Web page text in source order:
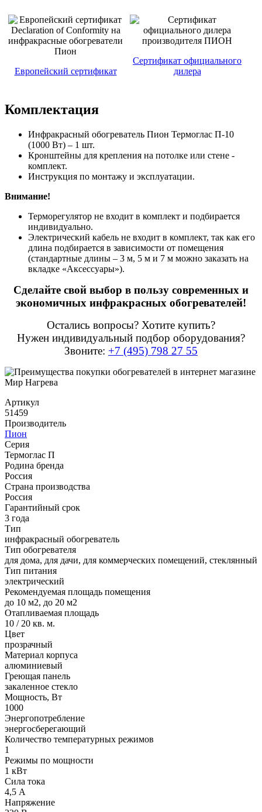
Европейский сертификат
Сертификат официального
дилера
Комплектация
Инфракрасный обогреватель Пион Термоглас П-10
(1000 Вт) – 1 шт.
Кронштейны для крепления на потолке или стене -
комплект.
Инструкция по монтажу и эксплуатации.
Внимание!
Терморегулятор не входит в комплект и подбирается
индивидуально.
Электрический кабель не входит в комплект, так как его
длина подбирается в зависимости от помещения
(стандартные длины – 3 м, 5 м и 7 м можно заказать на
вкладке «Аксессуары»).
Сделайте свой выбор в пользу современных и
экономичных инфракрасных обогревателей!
Остались вопросы? Хотите купить?
Нужен индивидуальный подбор оборудования?
Звоните: +7 (495) 798 27 55
Артикул
51459
Производитель
Пион
Серия
Термоглас П
Родина бренда
Россия
Страна производства
Россия
Гарантийный срок
3 года
Тип
инфракрасный обогреватель
Тип обогревателя
для дома, для дачи, для коммерческих помещений, стеклянный
Тип питания
электрический
Рекомендуемая площадь помещения
до 10 м2, до 20 м2
Отапливаемая площадь
10 / 20 кв. м.
Цвет
прозрачный
Материал корпуса
алюминиевый
Греющая панель
закаленное стекло
Мощность, Вт
1000
Энергопотребление
энергосберегающий
Количество температурных режимов
1
Режимы по мощности
1 кВт
Сила тока
4,5 А
Напряжение